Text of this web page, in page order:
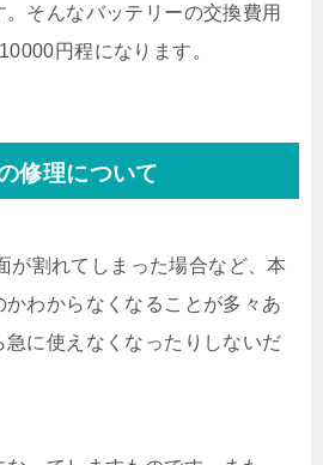
そんなバッテリーの交換費用
円程になります。
修理について
が割れてしまった場合など、本
わからなくなることが多々あ
急に使えなくなったりしないだ